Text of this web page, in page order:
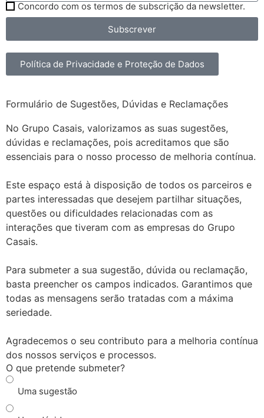
Concordo com os termos de subscrição da newsletter.
Subscrever
Política de Privacidade e Proteção de Dados
Formulário de Sugestões, Dúvidas e Reclamações
No Grupo Casais, valorizamos as suas sugestões,
dúvidas e reclamações, pois acreditamos que são
essenciais para o nosso processo de melhoria contínua.
Este espaço está à disposição de todos os parceiros e
partes interessadas que desejem partilhar situações,
questões ou dificuldades relacionadas com as
interações que tiveram com as empresas do Grupo
Casais.
Para submeter a sua sugestão, dúvida ou reclamação,
basta preencher os campos indicados. Garantimos que
todas as mensagens serão tratadas com a máxima
seriedade.
Agradecemos o seu contributo para a melhoria contínua
dos nossos serviços e processos.
O que pretende submeter?
Uma sugestão